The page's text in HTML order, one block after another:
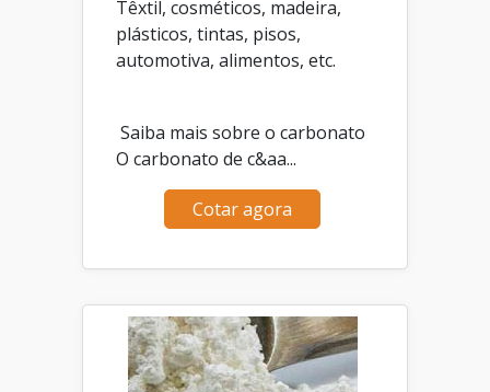
Têxtil, cosméticos, madeira,
plásticos, tintas, pisos,
automotiva, alimentos, etc.
Saiba mais sobre o carbonato
O carbonato de c&aa...
Cotar agora